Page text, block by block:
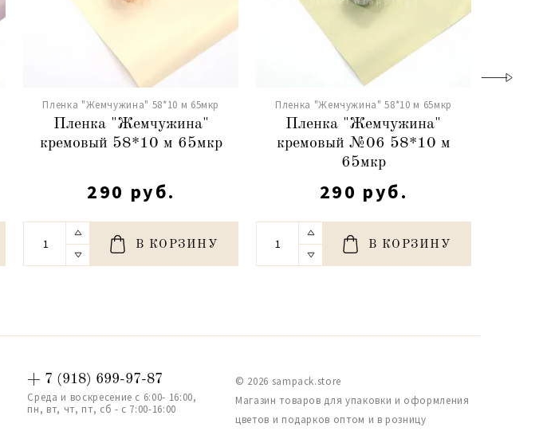
Пленка "Жемчужина" 58*10 м 65мкр
Пленка "Жемчужина"
кремовый 58*10 м 65мкр
290 руб.
В КОРЗИНУ
Пленка "Жемчужина" 58*10 м 65мкр
Пленка "Жемчужина"
кремовый №06 58*10 м
65мкр
290 руб.
В КОРЗИНУ
+ 7 (918) 699-97-87
Среда и воскресение с 6:00- 16:00,
пн, вт, чт, пт, сб - с 7:00-16:00
© 2026 sampack.store
Магазин товаров для упаковки и оформления
цветов и подарков оптом и в розницу